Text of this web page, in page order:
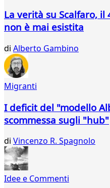
La verità su Scalfaro,
non è mai esistita
di Alberto Gambino
Migranti
I deficit del "modello
scommessa sugli "hub"
di Vincenzo R. Spagnolo
Idee e Commenti